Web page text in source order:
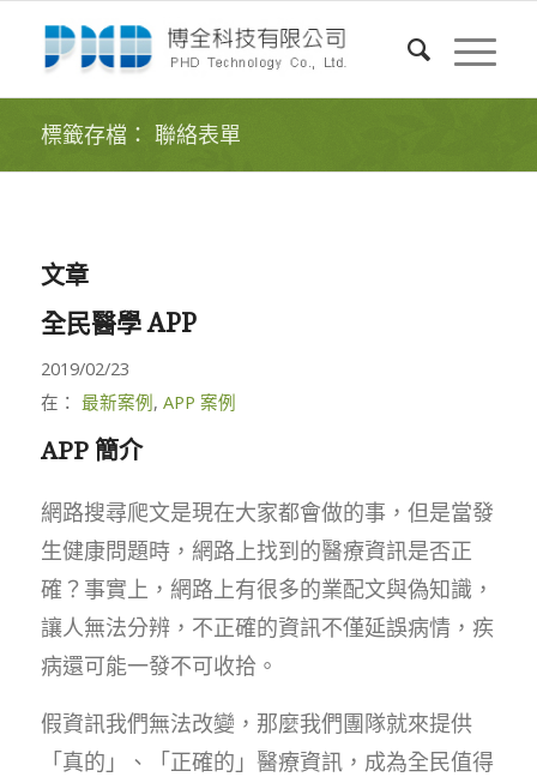
標籤存檔： 聯絡表單
文章
全民醫學 APP
2019/02/23
在： 最新案例, APP 案例
APP 簡介
網路搜尋爬文是現在大家都會做的事，但是當發
生健康問題時，網路上找到的醫療資訊是否正
確？事實上，網路上有很多的業配文與偽知識，
讓人無法分辨，不正確的資訊不僅延誤病情，疾
病還可能一發不可收拾。
假資訊我們無法改變，那麼我們團隊就來提供
「真的」、「正確的」醫療資訊，成為全民值得